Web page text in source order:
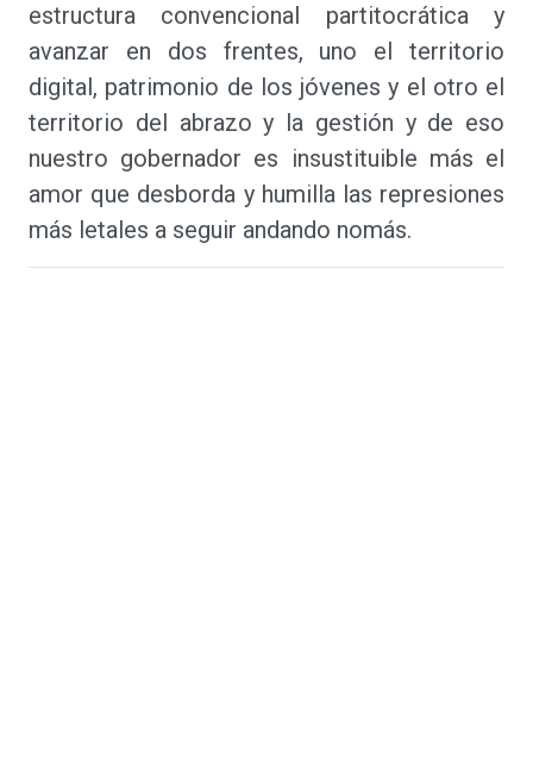
estructura convencional partitocrática y
avanzar en dos frentes, uno el territorio
digital, patrimonio de los jóvenes y el otro el
territorio del abrazo y la gestión y de eso
nuestro gobernador es insustituible más el
amor que desborda y humilla las represiones
más letales a seguir andando nomás.